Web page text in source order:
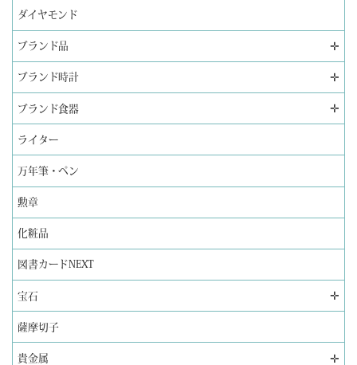
ダイヤモンド
ブランド品 ✛
ブランド時計 ✛
ブランド食器 ✛
ライター
万年筆・ペン
勲章
化粧品
図書カードNEXT
宝石 ✛
薩摩切子
貴金属 ✛